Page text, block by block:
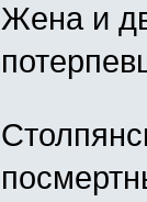
Жена и